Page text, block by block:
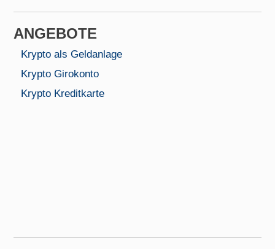
ANGEBOTE
Krypto als Geldanlage
Krypto Girokonto
Krypto Kreditkarte